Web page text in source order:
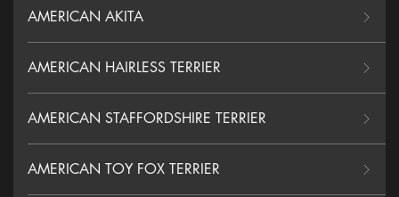
AMERICAN AKITA
AMERICAN HAIRLESS TERRIER
AMERICAN STAFFORDSHIRE TERRIER
AMERICAN TOY FOX TERRIER